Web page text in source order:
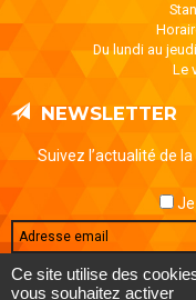
Du lundi au
Le
NEWSLETTER
Suivez l’actualité de
Je
Ce site utilise des
vous souhaitez activer